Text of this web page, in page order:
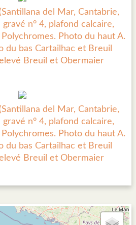
del Mar, Cantabrie,
gravé n° 4, plafond calcaire,
Photo du haut A.
du bas Cartailhac et Breuil
Breuil et Obermaier
del Mar, Cantabrie,
gravé n° 4, plafond calcaire,
Photo du haut A.
du bas Cartailhac et Breuil
Breuil et Obermaier